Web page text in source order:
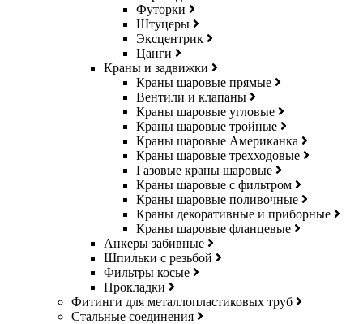
Футорки
Штуцеры
Эксцентрик
Цанги
Краны и задвижки
Краны шаровые прямые
Вентили и клапаны
Краны шаровые угловые
Краны шаровые тройные
Краны шаровые Американка
Краны шаровые трехходовые
Газовые краны шаровые
Краны шаровые с фильтром
Краны шаровые поливочные
Краны декоративные и приборные
Краны шаровые фланцевые
Анкеры забивные
Шпильки с резьбой
Фильтры косые
Прокладки
Фитинги для металлопластиковых труб
Стальные соединения